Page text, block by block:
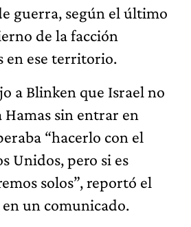
guerra, según el último
de la facción
en ese territorio.
a Blinken que Israel no
Hamas sin entrar en
“hacerlo con el
Unidos, pero si es
solos”, reportó el
un comunicado.